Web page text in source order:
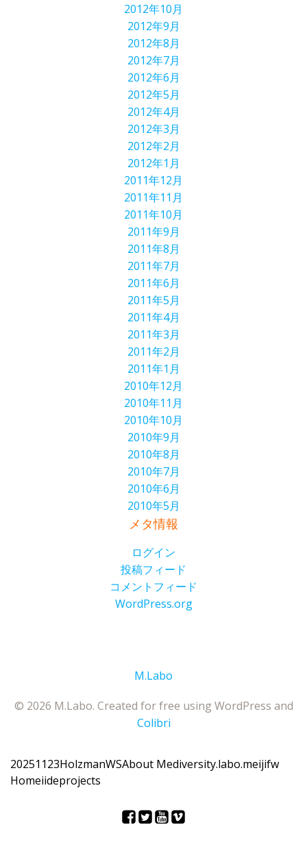
2012年10月
2012年9月
2012年8月
2012年7月
2012年6月
2012年5月
2012年4月
2012年3月
2012年2月
2012年1月
2011年12月
2011年11月
2011年10月
2011年9月
2011年8月
2011年7月
2011年6月
2011年5月
2011年4月
2011年3月
2011年2月
2011年1月
2010年12月
2010年11月
2010年10月
2010年9月
2010年8月
2010年7月
2010年6月
2010年5月
メタ情報
ログイン
投稿フィード
コメントフィード
WordPress.org
M.Labo
© 2026 M.Labo. Created for free using WordPress and
Colibri
20251123HolzmanWSAbout Mediversity.labo.meijifw
Homeiideprojects